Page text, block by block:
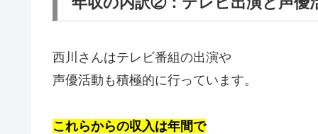
西川さんはテレビ番組の出演や
声優活動も積極的に行っています。
これらからの収入は年間で